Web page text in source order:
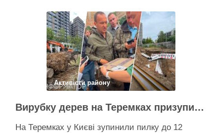
Активісти району
Вирубку дерев на Теремках призупинили після приїзду заступника Кличка – почався діалог
На Теремках у Києві зупинили пилку до 12